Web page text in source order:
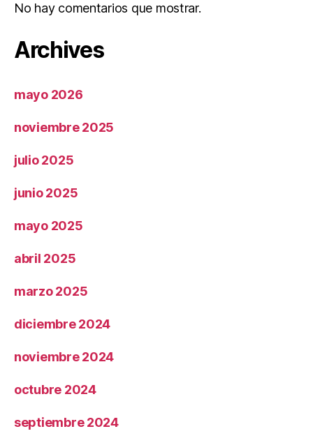
No hay comentarios que mostrar.
Archives
mayo 2026
noviembre 2025
julio 2025
junio 2025
mayo 2025
abril 2025
marzo 2025
diciembre 2024
noviembre 2024
octubre 2024
septiembre 2024